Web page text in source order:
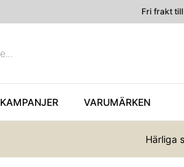
Fri frakt
KAMPANJER VARUMÄRKEN
Härliga